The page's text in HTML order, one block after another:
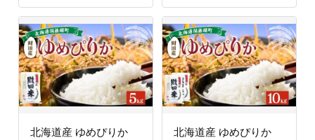
北海道産 ゆめぴりか
北海道産 ゆめぴりか